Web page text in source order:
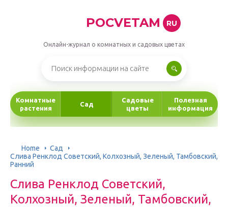
POCVETAM RU
Онлайн-журнал о комнатных и садовых цветах
Комнатные
растения
Сад
Садовые
цветы
Полезная
информация
Home
Сад
Слива Ренклод Советский, Колхозный, Зеленый, Тамбовский,
Ранний
Слива Ренклод Советский,
Колхозный, Зеленый, Тамбовский,